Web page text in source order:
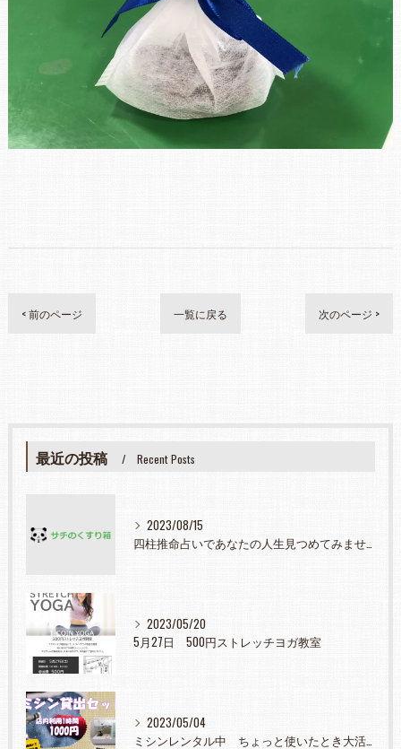
< 前のページ 一覧に戻る 次のページ >
最近の投稿 Recent Posts
2023/08/15
四柱推命占いであなたの人生見つめてみませんか？
2023/05/20
5月27日 500円ストレッチヨガ教室
2023/05/04
ミシンレンタル中 ちょっと使いたとき大活躍